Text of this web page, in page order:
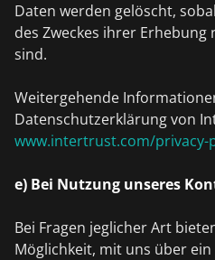
Daten werden gelöscht,
des Zweckes ihrer
sind.
Weitergehende
Datenschutzerklärung von
www.intertrust.com/privacy-
e) Bei Nutzung unseres
Bei Fragen jeglicher Art
Möglichkeit, mit uns über